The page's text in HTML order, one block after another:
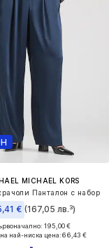
MICHAEL KORS
Панталон с набор
€ (167,05 лв.³)
195,00 €
най-ниска цена:66,43 €